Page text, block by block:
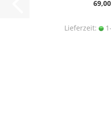
Lieferzeit: